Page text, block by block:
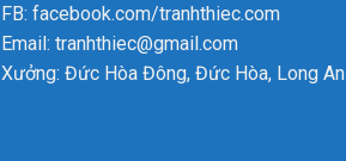
FB: facebook.com/tranhthiec.com
Email: tranhthiec@gmail.com
Xưởng: Đức Hòa Đông, Đức Hòa, Long An